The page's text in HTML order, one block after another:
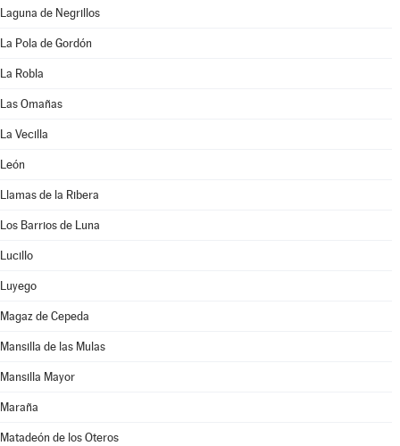
Laguna de Negrillos
La Pola de Gordón
La Robla
Las Omañas
La Vecilla
León
Llamas de la Ribera
Los Barrios de Luna
Lucillo
Luyego
Magaz de Cepeda
Mansilla de las Mulas
Mansilla Mayor
Maraña
Matadeón de los Oteros